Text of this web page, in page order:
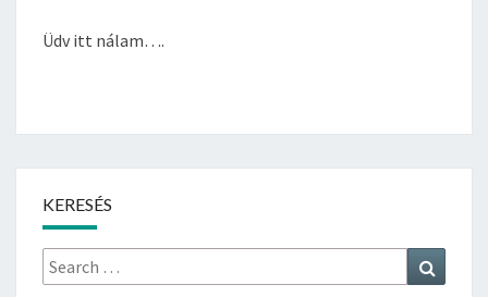
E
1
6
Üdv itt nálam….
KERESÉS
Search
for: